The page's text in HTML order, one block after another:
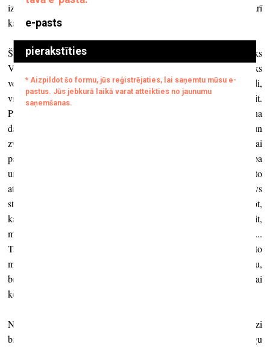
izkrāsojis tos un jau kā rotu uzdāvinājis Dorai. Viņš radīja arī
kaklarotu no kaula, kurā iegravēja Marijas-Terēzes portretu.
Šādu stāstu ir daudz. Man ir labs draugs grieķu mākslinieks
Vassilakis “Takis”. Es viņu pazīstu jau sen. Šobrīd gan viņš ir traks
vecs vīrs un ar viņu galīgi nav viegli. Kad viņam bija kādi 45 gadi,
viņš dzīvoja kopā ar jaunu galeristi, kurai tobrīd bija divdesmit.
Pirms dažiem gadiem kādā Londonas galerijā pamanīju viņa
darinātu rotu un, pateicoties
, ātri to nofotografēju un
zvanīju uz Atēnām draudzenei, kas bija tā pati galeriste, lai
pajautātu padomu: “Tā ir dārga, bet vai tā ir unikāla, vai tā ir laba
un ko man darīt?” Daudz nedomājot viņa teica, ja vien es varot to
atļauties, lai pērkot – “tā ir unikāla, tā ir lieliska un tai ir savs
stāsts.” Es to nopirku, paņēmu uz Atēnām un parādīju viņai, sakot,
ka viņa nav izstāstījusi stāstu... Viņa teica: “Man bija divdesmit,
mēs bijām ļoti tuvi un viņš šo rotu radīja tieši uz mana ķermeņa...
Taču toreiz mums nebija naudas un mēs to pārdevām. Vēlāk es to
meklēju trīsdesmit gadus un nu tu to atradi.” Teicu: “Es to nopirku,
bet, ja tu vēlies to atgūt...” Viņa atbildēja: “Nē, nē, paturi to savai
kolekcijai.” Šis ir ļoti intīms stāsts.
Nesen es aizsāku mazu kolekciju – visur, kur vien devos, man līdzi
bija nelielas balta kartona plāksnītes, un, satiekot kādu draugu